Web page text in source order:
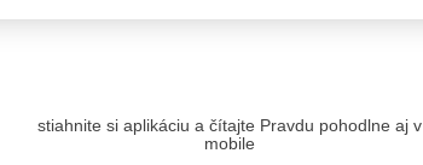
stiahnite si aplikáciu a čítajte Pravdu pohodlne aj v
mobile